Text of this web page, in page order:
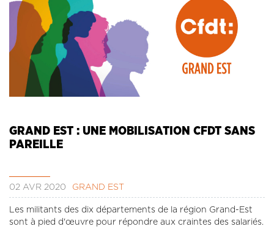
GRAND EST : UNE MOBILISATION CFDT SANS
PAREILLE
02 AVR 2020 GRAND EST
Les militants des dix départements de la région Grand-Est
sont à pied d'œuvre pour répondre aux craintes des salariés.